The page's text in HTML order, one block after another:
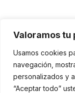
Valoramos tu
Usamos cookies
navegación,
personalizados y
“Aceptar todo”
C. Avinyó 44,
119 03 72|
© Institut de